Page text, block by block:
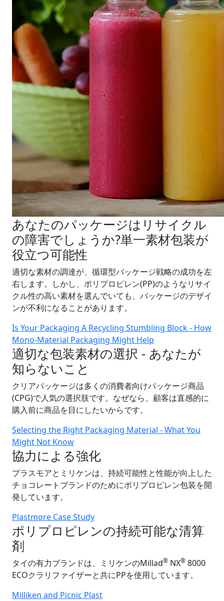
あなたのパッケージはリサイクル
の障害でしょうか?単一素材包装が
役立つ可能性
適切な素材の調達が、循環型パッケージ戦略の成功を左
右します。しかし、ポリプロピレン(PP)のようなリサイ
クル性の高い素材を選んでいても、パッケージのデザイ
ンが不利になることがあります。
Is Your Packaging A Recycling Stumbling Block - How
Mono-Material Packaging Might Help
適切な包装素材の選択 - あなたが
知らないこと
クリアパッケージは多くの消費者向けパッケージ商品
(CPG)で人気の選択肢です。なぜなら、顧客は直感的に
購入前に商品を目にしたいからです。
Selecting the Right Packaging Material - What You
Might Not Know
協力による強化
プラスモアとミリケンは、持続可能性と性能が向上した
チョコレートブランドのためにポリプロピレン包装を開
発しています。
Plastmore Case Study
ポリプロピレンの持続可能な清算
剤
タイの有力ブランドは、ミリケンのMillad® NX® 8000
ECOクラリファイザーと共にPPを使用しています。
Milliken and Picnic Plast